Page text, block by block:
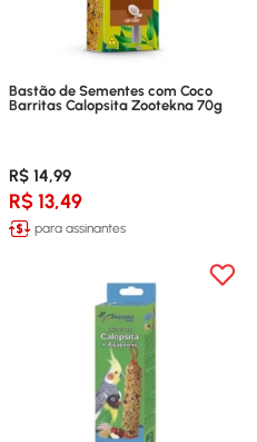
Bastão de Sementes com Coco
Barritas Calopsita Zootekna 70g
R$ 14,99
R$ 13,49
para assinantes